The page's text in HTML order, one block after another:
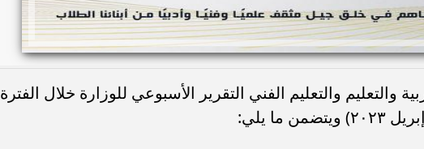
والتعليم والتعليم الفني التقرير الأسبوعي للوزارة خلال الفترة